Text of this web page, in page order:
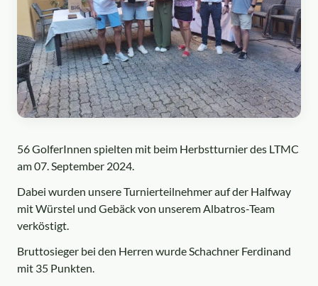
56 GolferInnen spielten mit beim Herbstturnier des LTMC
am 07. September 2024.
Dabei wurden unsere Turnierteilnehmer auf der Halfway
mit Würstel und Gebäck von unserem Albatros-Team
verköstigt.
Bruttosieger bei den Herren wurde Schachner Ferdinand
mit 35 Punkten.